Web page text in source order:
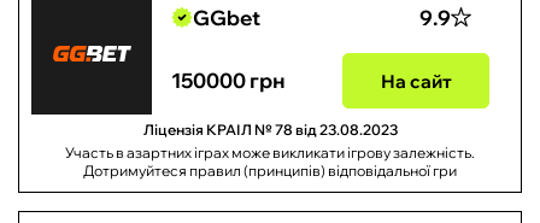
GGbet 9.9
150000 грн На сайт
Ліцензія КРАІЛ № 78 від 23.08.2023
Участь в азартних іграх може викликати ігрову залежність.
Дотримуйтеся правил (принципів) відповідальної гри